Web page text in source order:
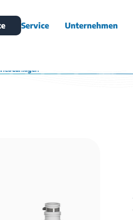
Service Unternehmen